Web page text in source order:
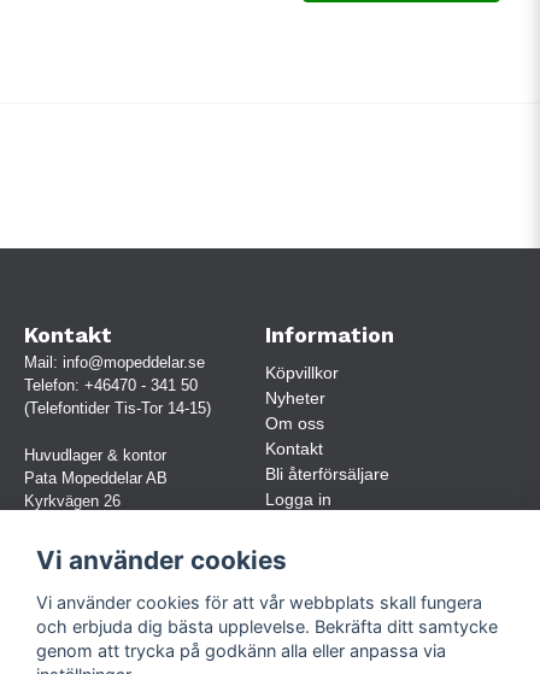
Kontakt
Mail: info@mopeddelar.se
Telefon: +46470 - 341 50
(Telefontider Tis-Tor 14-15)
Huvudlager & kontor
Pata Mopeddelar AB
Kyrkvägen 26
(OBS. Endast förbokade besök)
Org.nr:
559030-5248
Jur. namn: Pata Mopeddelar AB
Information
Köpvillkor
Nyheter
Om oss
Kontakt
Bli återförsäljare
Logga in
Vi använder cookies
Vi använder cookies för att vår webbplats skall fungera
och erbjuda dig bästa upplevelse. Bekräfta ditt samtycke
genom att trycka på godkänn alla eller anpassa via